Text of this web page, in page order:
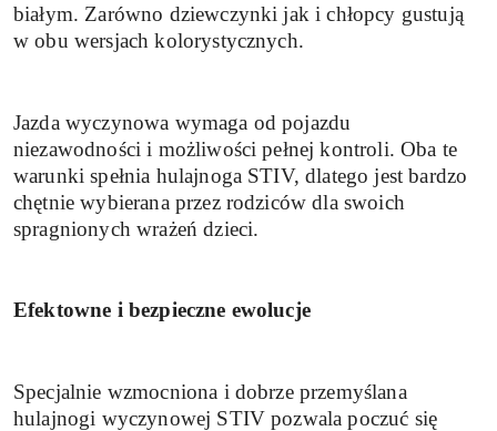
białym. Zarówno dziewczynki jak i chłopcy gustują
w obu wersjach kolorystycznych.
Jazda wyczynowa wymaga od pojazdu
niezawodności i możliwości pełnej kontroli. Oba te
warunki spełnia hulajnoga STIV, dlatego jest bardzo
chętnie wybierana przez rodziców dla swoich
spragnionych wrażeń dzieci.
Efektowne i bezpieczne ewolucje
Specjalnie wzmocniona i dobrze przemyślana
hulajnogi wyczynowej STIV pozwala poczuć się